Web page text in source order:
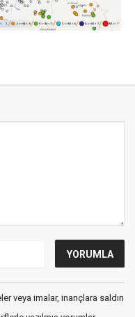
veya imalar, inançlara saldırı